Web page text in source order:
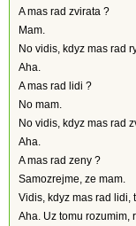
A mas rad zvirata ?
Mam.
No vidis, kdyz mas rad
Aha.
A mas rad lidi ?
No mam.
No vidis, kdyz mas rad
Aha.
A mas rad zeny ?
Samozrejme, ze mam.
Vidis, kdyz mas rad lidi,
Aha. Uz tomu rozumim,